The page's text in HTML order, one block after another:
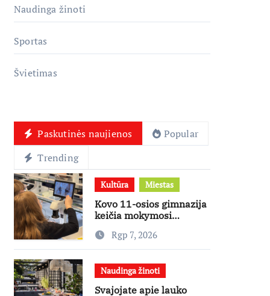
Naudinga žinoti
Sportas
Švietimas
Paskutinės naujienos
Popular
Trending
Kultūra Miestas
Kovo 11-osios gimnazija
keičia mokymosi
kaupimo – prie jų
supratimo ir taikymo
Rgp 7, 2026
Naudinga žinoti
Svajojate apie lauko